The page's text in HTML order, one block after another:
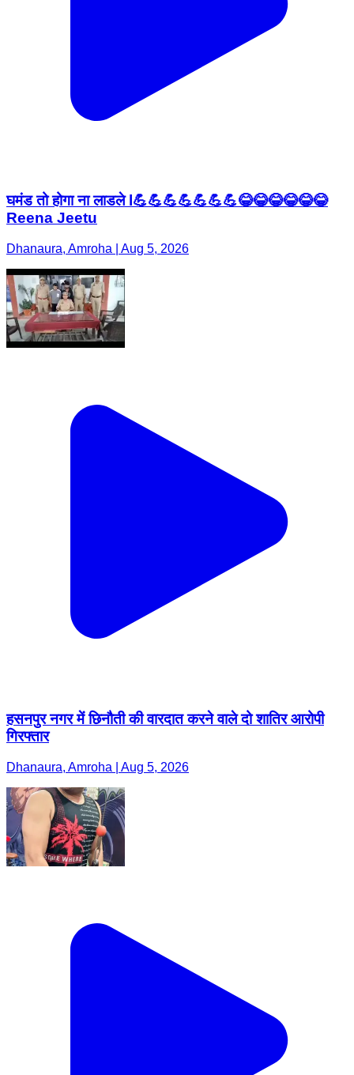
घमंड तो होगा ना लाडले l💪💪💪💪💪💪💪😂😂😂😂😂😂
Reena Jeetu
Dhanaura, Amroha | Aug 5, 2026
हसनपुर नगर में छिनौती की वारदात करने वाले दो शातिर आरोपी
गिरफ्तार
Dhanaura, Amroha | Aug 5, 2026